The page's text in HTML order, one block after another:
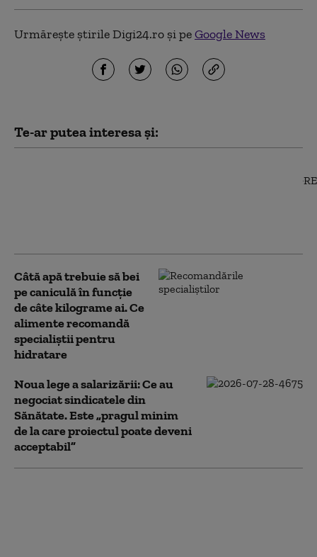
Urmărește știrile Digi24.ro și peGoogle News
Te-ar putea interesa și:
Câtă apă trebuie să bei
pe caniculă în funcție
de câte kilograme ai. Ce
alimente recomandă
specialiștii pentru
hidratare
Noua lege a salarizării: Ce au
negociat sindicatele din
Sănătate. Este „pragul minim
de la care proiectul poate deveni
acceptabil”